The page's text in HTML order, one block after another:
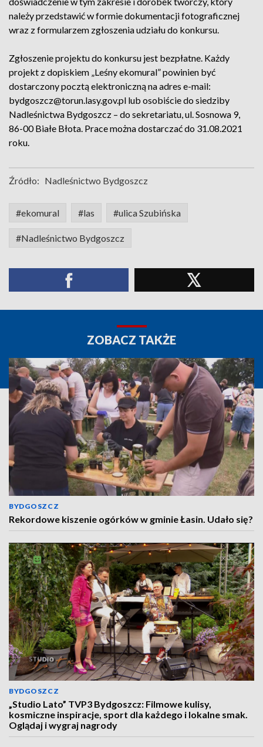
należy przedstawić w formie dokumentacji fotograficznej
wraz z formularzem zgłoszenia udziału do konkursu.
Zgłoszenie projektu do konkursu jest bezpłatne. Każdy
projekt z dopiskiem „Leśny ekomural” powinien być
dostarczony pocztą elektroniczną na adres e-mail:
bydgoszcz@torun.lasy.gov.pl lub osobiście do siedziby
Nadleśnictwa Bydgoszcz – do sekretariatu, ul. Sosnowa 9,
86-00 Białe Błota. Prace można dostarczać do 31.08.2021
roku.
Źródło: Nadleśnictwo Bydgoszcz
#ekomural #las #ulica Szubińska
#Nadleśnictwo Bydgoszcz
ZOBACZ TAKŻE
BYDGOSZCZ
Rekordowe kiszenie ogórków w gminie Łasin. Udało się?
BYDGOSZCZ
„Studio Lato” TVP3 Bydgoszcz: Filmowe kulisy,
kosmiczne inspiracje, sport dla każdego i lokalne smak.
Oglądaj i wygraj nagrody